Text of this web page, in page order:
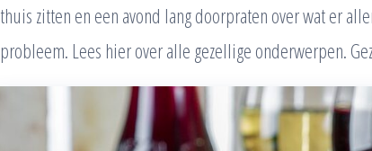
thuis zitten en een avond lang doorpraten over wat er
probleem. Lees hier over alle gezellige onderwerpen.